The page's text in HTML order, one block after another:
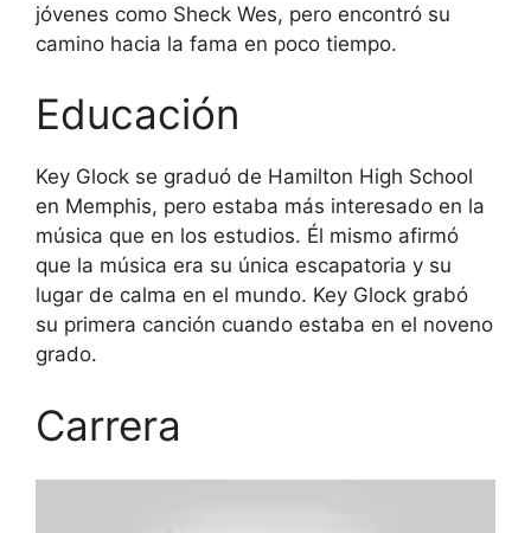
jóvenes como Sheck Wes, pero encontró su
camino hacia la fama en poco tiempo.
Educación
Key Glock se graduó de Hamilton High School
en Memphis, pero estaba más interesado en la
música que en los estudios. Él mismo afirmó
que la música era su única escapatoria y su
lugar de calma en el mundo. Key Glock grabó
su primera canción cuando estaba en el noveno
grado.
Carrera